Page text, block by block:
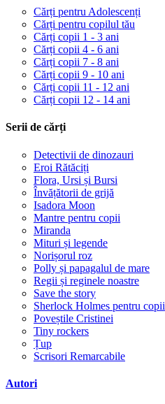
Cărți pentru Adolescenți
Cărți pentru copilul tău
Cărți copii 1 - 3 ani
Cărți copii 4 - 6 ani
Cărți copii 7 - 8 ani
Cărți copii 9 - 10 ani
Cărți copii 11 - 12 ani
Cărți copii 12 - 14 ani
Serii de cărți
Detectivii de dinozauri
Eroi Rătăciți
Flora, Ursi și Bursi
Învățătorii de grijă
Isadora Moon
Mantre pentru copii
Miranda
Mituri și legende
Norișorul roz
Polly și papagalul de mare
Regii și reginele noastre
Save the story
Sherlock Holmes pentru copii
Poveștile Cristinei
Tiny rockers
Țup
Scrisori Remarcabile
Autori